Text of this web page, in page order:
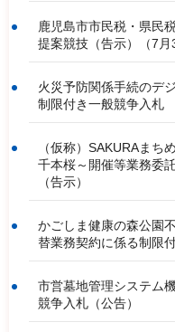
鹿児島市市民税・県民
提案競技（告示）（7月
火災予防関係手続のデ
制限付き一般競争入札
（仮称）SAKURAまち
千本桜～開催等業務委
（告示）
かごしま健康の森公園
替業務契約に係る制限
市営墓地管理システム
競争入札（公告）